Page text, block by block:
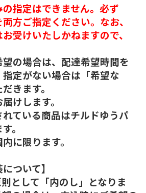
指定はできません。必ず
両方ご指定ください。なお、
受けいたしかねますので、
の場合は、配達希望時間を
定がない場合は「希望な
きます。
けします。
ている商品はチルドゆうパ
。
に限ります。
ついて】
として「内のし」となりま